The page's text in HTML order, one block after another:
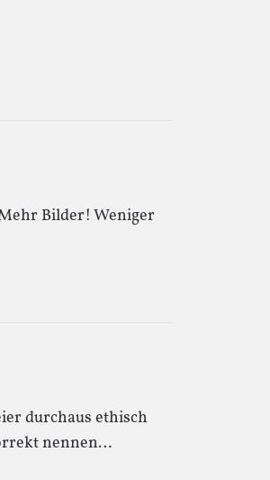
Bilder! Weniger
durchaus ethisch
nennen…